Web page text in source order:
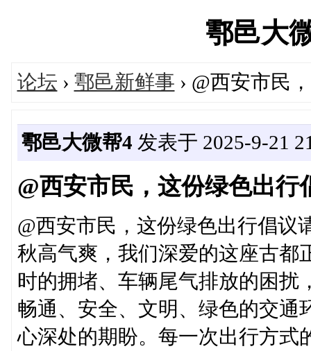
鄠邑大
论坛 › 鄠邑新鲜事 › @西安市民
鄠邑大微帮4 发表于 2025-9-21
@西安市民，这份绿色出行
@西安市民，这份绿色出行倡议
秋高气爽，我们深爱的这座古都
时的拥堵、车辆尾气排放的困扰
畅通、安全、文明、绿色的交通
心深处的期盼。每一次出行方式